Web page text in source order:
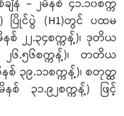
န် – ၂မိနစ် ၄၁.၁၀စက္က
ပြိုင်ပွဲ (H1)တွင် ပထမ
စ် ၂၂.၃၄စက္ကန့်)၊ ဒုတိယ
၆.၅၆စက္ကန့်)၊ တတိယ
စ် ၃၉.၁၁စက္ကန့်)၊ စတုတ္ထ
စ် ၃၁.၉၂စက္ကန့်) ဖြင့်